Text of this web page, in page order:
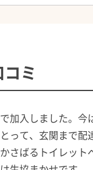
ミ
加入しました。
って、玄関まで
さばるトイレッ